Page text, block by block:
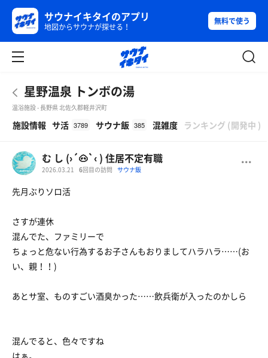
サウナイキタイのアプリ
地図からサウナが探せる！
無料で使う
星野温泉 トンボの湯
温浴施設 - 長野県 北佐久郡軽井沢町
施設情報 サ活 3789 サウナ飯 385 混雑度 ランキング (開発中 )
む し (›´🐽`‹ ) 住居不定有職
2026.03.21 6回目の訪問 サウナ飯
先月ぶりソロ活
さすが連休
混んでた、ファミリーで
ちょっと危ない行為するお子さんもおりましてハラハラ……(お
い、親！！)
あとサ室、ものすごい酒臭かった……飲兵衛が入ったのかしら
混んでると、色々ですね
はぁ。